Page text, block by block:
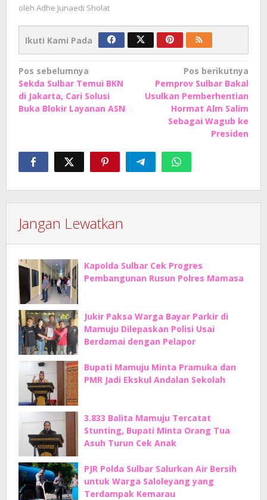
oleh Adhe Junaedi Sholat
Ikuti Kami Pada
Navigasi
pos
Pos sebelumnya
Sekda Sulbar Temui BKN
di Jakarta, Cari Solusi
Buka Blokir Layanan ASN
Pos berikutnya
Pemprov Sulbar Bakal
Usulkan Pemberhentian
Hormat Alm Salim
Sebagai Wagub ke
Presiden
Jangan Lewatkan
Kapolda Sulbar Cek Progres
Pembangunan Rusun Polres Mamasa
Jukir Paksa Warga Bayar Parkir di
Mamuju Dilepaskan Polisi Usai
Berdamai dengan Pelapor
Bupati Mamuju Minta Pramuka dan
PMR Jadi Ekskul Andalan Sekolah
3.833 Balita Mamuju Tercatat
Stunting, Bupati Minta Orang Tua
Asuh Turun Cek Anak
PJR Polda Sulbar Salurkan Air Bersih
untuk Warga Saloleyang yang
Terdampak Kemarau